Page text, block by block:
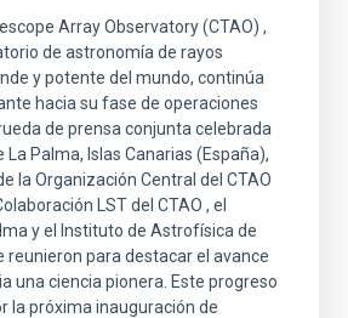
Array Observatory (CTAO) ,
de astronomía de rayos
y potente del mundo, continúa
hacia su fase de operaciones
de prensa conjunta celebrada
La Palma, Islas Canarias (España),
la Organización Central del CTAO
LST del CTAO , el
y el Instituto de Astrofísica de
reunieron para destacar el avance
una ciencia pionera. Este progreso
la próxima inauguración de